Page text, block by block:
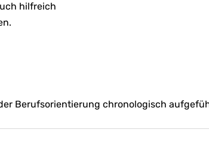
hilfreich
Berufsorientierung chronologisch